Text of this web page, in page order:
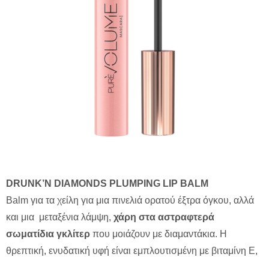
DRUNK’N DIAMONDS PLUMPING LIP BALM
Βalm για τα χείλη για μια πινελιά ορατού έξτρα όγκου, αλλά
και μια μεταξένια λάμψη, χάρη στα αστραφτερά
σωματίδια γκλίτερ που μοιάζουν με διαμαντάκια. Η
θρεπτική, ενυδατική υφή είναι εμπλουτισμένη με βιταμίνη Ε,